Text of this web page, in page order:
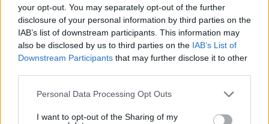
your opt-out. You may separately opt-out of the further
disclosure of your personal information by third parties on the
IAB’s list of downstream participants. This information may
also be disclosed by us to third parties on the IAB’s List of
Downstream Participants that may further disclose it to other
Please note that this website/app uses one or more Google
not limited to your visit or usage behaviour. You may click to
Personal Data Processing Opt Outs
I want to opt-out of the Sharing of my
Η Smart φοιτητική κατοικία στην καρδιά της Αθήνας
03.08.2026, 10:56
26.07.2026, 09:54